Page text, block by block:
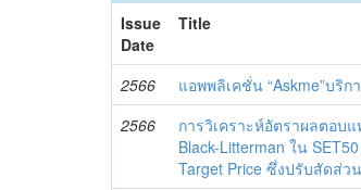
Issue
Date
Title
2566 แอพพลิเคชั่น “Askme”บริ
2566
การวิเคราะห์อัตราผลตอบ
Black-Litterman ใน
Target Price ซึ่งปรับสัดส่ว